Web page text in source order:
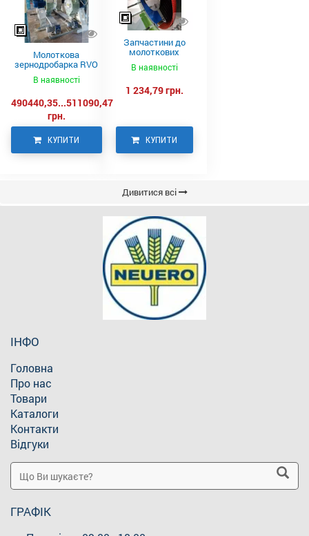
Молоткова
зернодробарка RVO
930 NEUERO
В наявності
490440,35...511090,47
грн.
КУПИТИ
Запчастини до
молоткових
дробарок RVO,
NEUERO
В наявності
1 234,79 грн.
КУПИТИ
Дивитися всі
ІНФО
Головна
Про нас
Товари
Каталоги
Контакти
Відгуки
ГРАФІК